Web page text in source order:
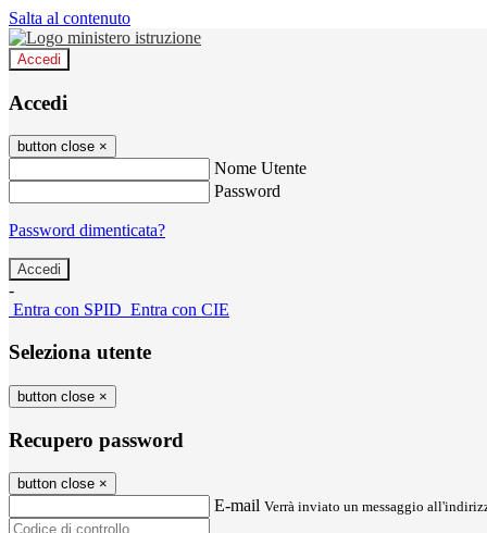
Salta al contenuto
Accedi
Accedi
button close ×
Nome Utente
Password
Password dimenticata?
-
Entra con SPID Entra con CIE
Seleziona utente
button close ×
Recupero password
button close ×
E-mail Verrà inviato un messaggio